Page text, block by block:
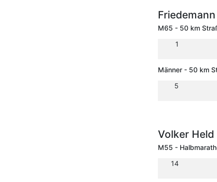
M65 - 50 km
1
Männer - 50 km
5
Volker Held
M55 -
14